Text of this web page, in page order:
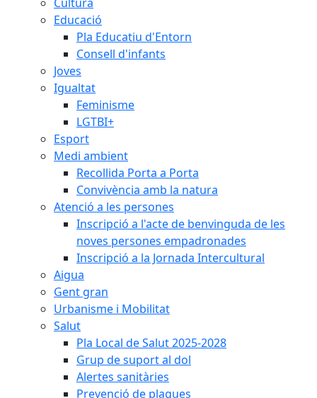
Educació
Pla Educatiu d'Entorn
Consell d'infants
Joves
Igualtat
Feminisme
LGTBI+
Esport
Medi ambient
Recollida Porta a Porta
Convivència amb la natura
Atenció a les persones
Inscripció a l'acte de benvinguda de les
noves persones empadronades
Inscripció a la Jornada Intercultural
Aigua
Gent gran
Urbanisme i Mobilitat
Salut
Pla Local de Salut 2025-2028
Grup de suport al dol
Alertes sanitàries
Prevenció de plagues